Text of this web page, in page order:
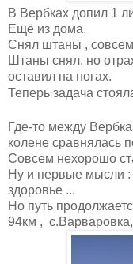
В Вербках допил 1
Ещё из дома.
Снял штаны ,
Штаны снял, но
оставил на ногах.
Теперь задача
Где-то между
колене сравнялась
Совсем нехорошо
Ну и первые мысли :
здоровье ...
Но путь
94км ,